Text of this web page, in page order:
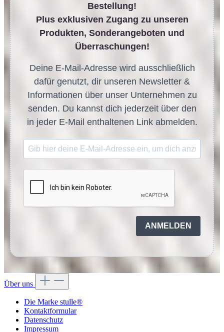
Bestellung!
Plus exklusiven Zugang zu unseren
Produkten, Sonderangeboten und
Überraschungen!
Deine E-Mail-Adresse wird ausschließlich
dafür genutzt, dir unseren Newsletter &
Informationen über unser Unternehmen zu
senden. Du kannst dich jederzeit über den
in jeder E-Mail enthaltenen Link abmelden.
ANMELDEN
Über uns
Die Marke stulle®
Kontaktformular
Datenschutz
Impressum